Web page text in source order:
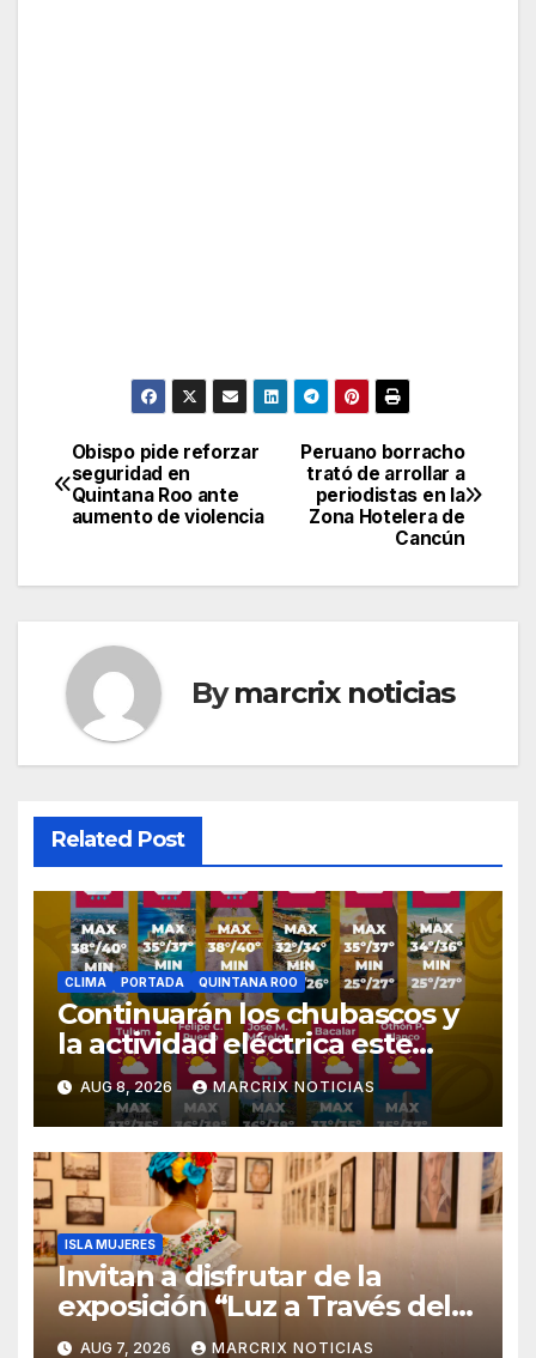
Post
navigation
Peruano borracho
trató de arrollar a
periodistas en la
Zona Hotelera de
Cancún
Obispo pide reforzar
seguridad en
Quintana Roo ante
aumento de violencia
Bymarcrix noticias
Related Post
CLIMA PORTADA QUINTANA ROO
Continuarán los chubascos y
la actividad eléctrica este
sábado en Quintana Roo
AUG 8, 2026 MARCRIX NOTICIAS
ISLA MUJERES
Invitan a disfrutar de la
exposición “Luz a Través del
Tiempo” en Isla Mujeres
AUG 7, 2026 MARCRIX NOTICIAS